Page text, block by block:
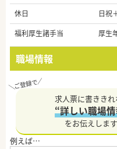
休日
日祝
福利厚生諸手当
厚生
職場情報
求人票に書ききれ
“詳しい職場
をお伝えします